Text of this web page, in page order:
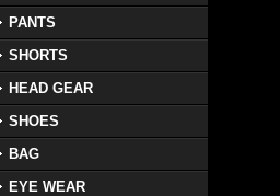
PANTS
SHORTS
HEAD GEAR
SHOES
BAG
EYE WEAR